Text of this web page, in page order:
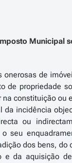
Municipal
de
de propriedade
constituição ou
incidência
ou
seu
dos bens,
e da aquisição